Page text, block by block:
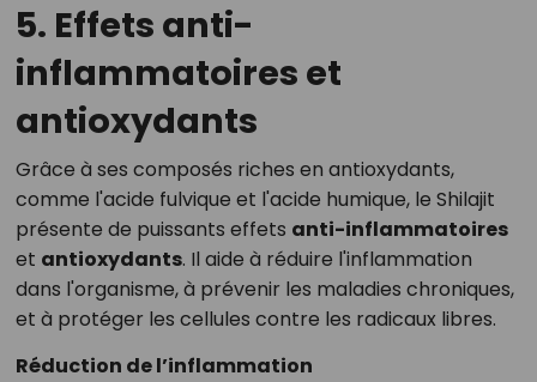
5. Effets anti-
inflammatoires et
antioxydants
Grâce à ses composés riches en antioxydants,
comme l'acide fulvique et l'acide humique, le Shilajit
présente de puissants effets anti-inflammatoires
et antioxydants. Il aide à réduire l'inflammation
dans l'organisme, à prévenir les maladies chroniques,
et à protéger les cellules contre les radicaux libres.
Réduction de l’inflammation